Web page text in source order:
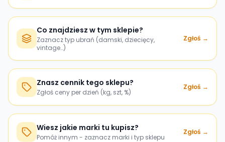
Co znajdziesz w tym sklepie?
Zaznacz typ ubrań (damski, dziecięcy,
vintage…)
Zgłoś →
Znasz cennik tego sklepu?
Zgłoś ceny per dzień (kg, szt, %)
Zgłoś →
Wiesz jakie marki tu kupisz?
Pomóż innym - zaznacz marki i typ sklepu
Zgłoś →